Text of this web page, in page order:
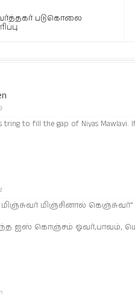
படுகொலை
tring to fill the gap of Niyas
மிஞ்சினால் கெஞ்சுவர்"
ஐஸ் கொஞ்சம் ஓவர்,பாவம்,